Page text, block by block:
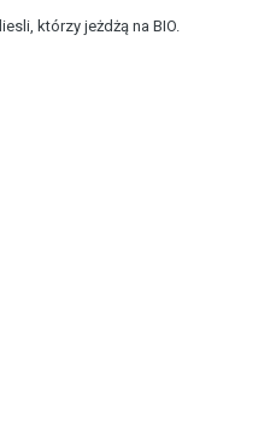
którzy jeżdżą na BIO.